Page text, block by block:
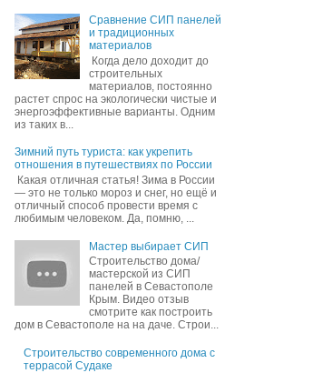
Сравнение СИП панелей
и традиционных
материалов
Когда дело доходит до
строительных
материалов, постоянно
растет спрос на экологически чистые и
энергоэффективные варианты. Одним
из таких в...
Зимний путь туриста: как укрепить
отношения в путешествиях по России
Какая отличная статья! Зима в России
— это не только мороз и снег, но ещё и
отличный способ провести время с
любимым человеком. Да, помню, ...
Мастер выбирает СИП
Строительство дома/
мастерской из СИП
панелей в Севастополе
Крым. Видео отзыв
смотрите как построить
дом в Севастополе на на даче. Строи...
Строительство современного дома с
террасой Судаке